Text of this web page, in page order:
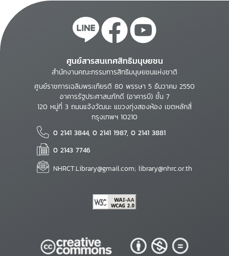
ศูนย์สารสนเทศสิทธิมนุษยชน
สำนักงานคณะกรรมการสิทธิมนุษยชนแห่งชาติ
ศูนย์ราชการเฉลิมพระเกียรติ 80 พรรษา 5 ธันวาคม 2550
อาคารรัฐประศาสนภักดี (อาคารบี) ชั้น 7
120 หมู่ที่ 3 ถนนแจ้งวัฒนะ แขวงทุ่งสองห้อง เขตหลักสี่
กรุงเทพฯ 10210
0 2141 3844, 0 2141 1987, 0 2141 3881
0 2143 7746
NHRCT.Library@gmail.com; library@nhrc.or.th